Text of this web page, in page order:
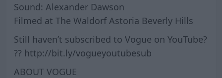
Sound: Alexander Dawson
Filmed at The Waldorf Astoria Beverly Hills
Still haven’t subscribed to Vogue on YouTube?
?? http://bit.ly/vogueyoutubesub
ABOUT VOGUE